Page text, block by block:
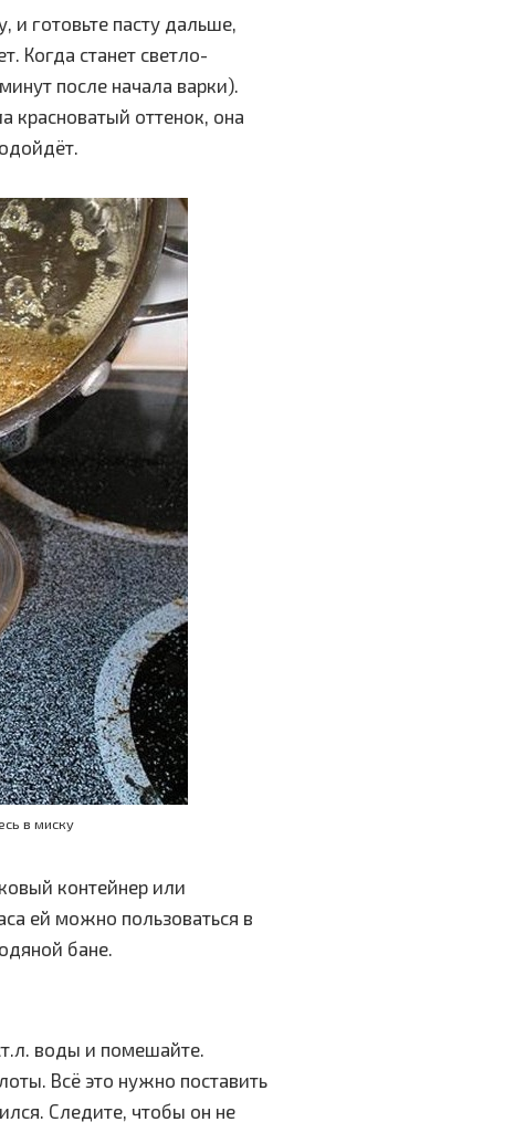
и готовьте пасту дальше,
Когда станет светло-
после начала варки).
красноватый оттенок, она
в миску
контейнер или
ей можно пользоваться в
бане.
воды и помешайте.
Всё это нужно поставить
Следите, чтобы он не